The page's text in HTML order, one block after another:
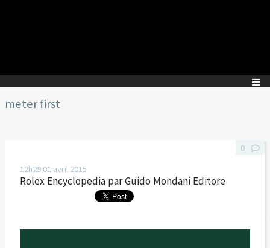
meter first
12h29 01 avril 2015
Rolex Encyclopedia par Guido Mondani Editore
0